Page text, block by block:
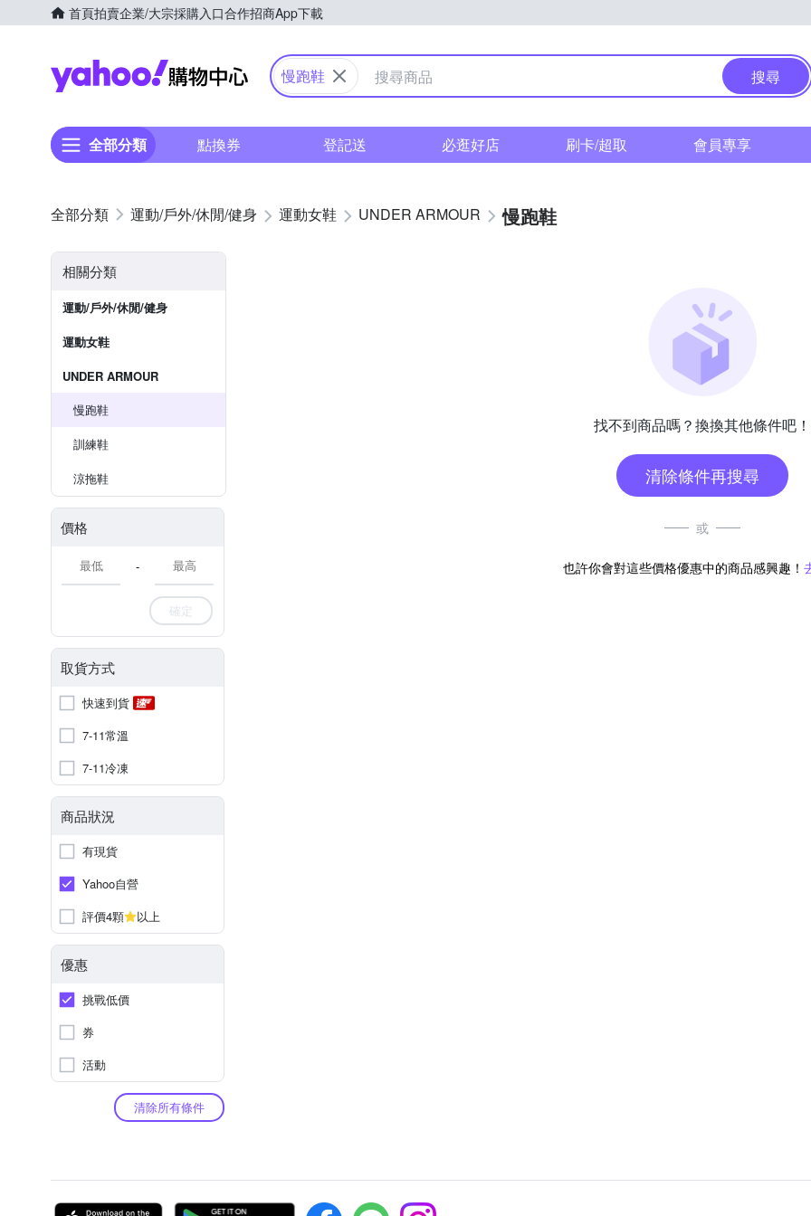
首頁拍賣企業/大宗採購入口合作招商App下載
Yahoo購物中心
慢跑鞋 搜尋
全部分類 點換券 登記送 必逛好店 刷卡/超取 會員專享
運動/戶外/休閒/健身 運動女鞋 UNDER ARMOUR 慢跑鞋
相關分類
運動/戶外/休閒/健身
運動女鞋
UNDER ARMOUR
慢跑鞋
訓練鞋
涼拖鞋
價格
-
確定
取貨方式
快速到貨
7-11常溫
7-11冷凍
商品狀況
有現貨
Yahoo自營
評價4顆
以上
優惠
挑戰低價
券
活動
清除所有條件
找不到商品嗎？換換其他條件吧！
清除條件再搜尋
或
也許你會對這些價格優惠中的商品感興趣！